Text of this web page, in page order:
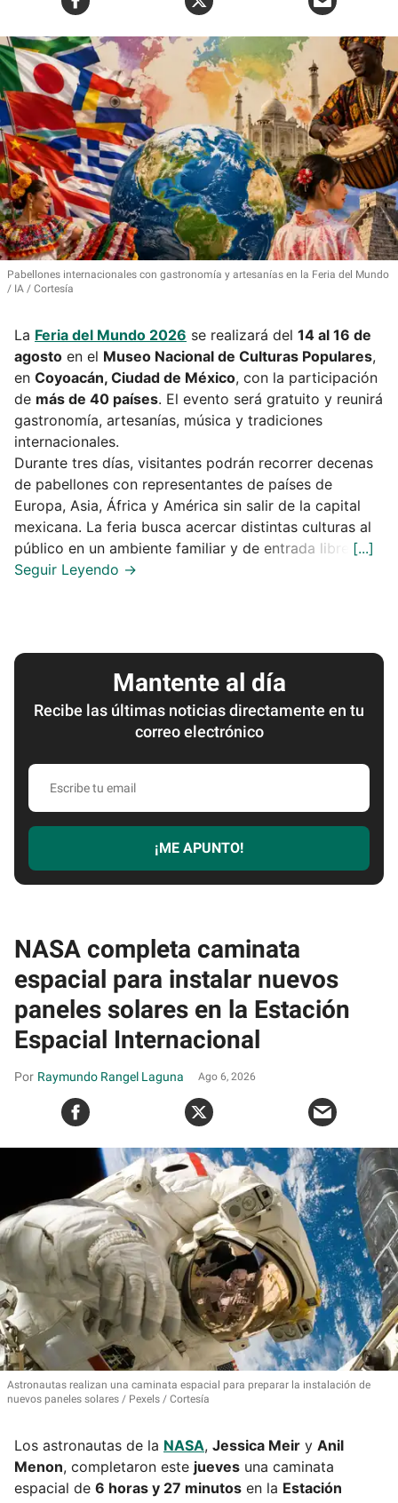
Pabellones internacionales con gastronomía y artesanías en la Feria del Mundo
IA / Cortesía
La Feria del Mundo 2026 se realizará del 14 al 16 de
agosto en el Museo Nacional de Culturas Populares,
en Coyoacán, Ciudad de México, con la participación
de más de 40 países. El evento será gratuito y reunirá
gastronomía, artesanías, música y tradiciones
internacionales.
Durante tres días, visitantes podrán recorrer decenas
de pabellones con representantes de países de
Europa, Asia, África y América sin salir de la capital
mexicana. La feria busca acercar distintas culturas al
público en un ambiente familiar y de entrada libre.
Mantente al día
Recibe las últimas noticias directamente en tu
correo electrónico
Escribe
email
¡ME APUNTO!
NASA completa caminata
espacial para instalar nuevos
paneles solares en la Estación
Espacial Internacional
Raymundo Rangel Laguna Ago 6, 2026
Astronautas realizan una caminata espacial para preparar la instalación de
nuevos paneles solares
Pexels / Cortesía
Los astronautas de la NASA, Jessica Meir y Anil
Menon, completaron este jueves una caminata
espacial de 6 horas y 27 minutos en la Estación